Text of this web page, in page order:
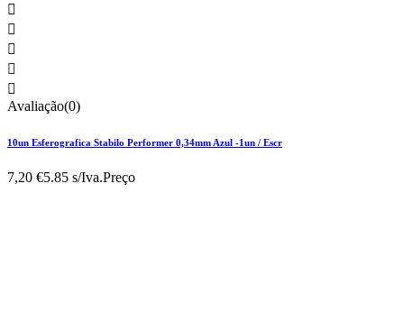





Avaliação(0)
10un Esferografica Stabilo Performer 0,34mm Azul -1un / Escr
7,20 €5.85 s/Iva.Preço